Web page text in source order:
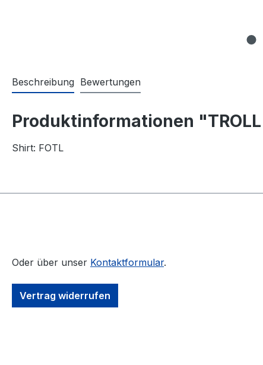
Beschreibung Bewertungen
Produktinformationen
Shirt: FOTL
Oder über unser Kontaktformular.
Vertrag widerrufen